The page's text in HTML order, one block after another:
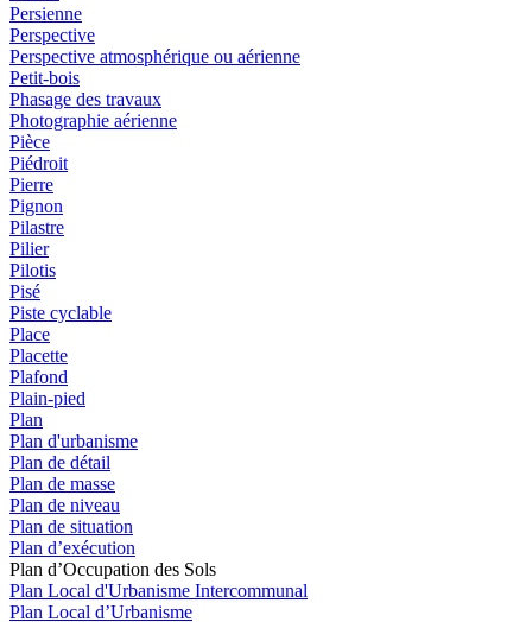
Persienne
Perspective
Perspective atmosphérique ou aérienne
Petit-bois
Phasage des travaux
Photographie aérienne
Pièce
Piédroit
Pierre
Pignon
Pilastre
Pilier
Pilotis
Pisé
Piste cyclable
Place
Placette
Plafond
Plain-pied
Plan
Plan d'urbanisme
Plan de détail
Plan de masse
Plan de niveau
Plan de situation
Plan d’exécution
Plan d’Occupation des Sols
Plan Local d'Urbanisme Intercommunal
Plan Local d’Urbanisme